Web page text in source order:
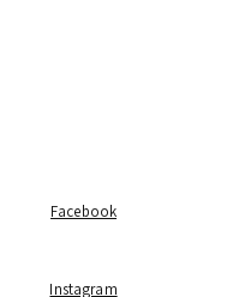
Facebook
Instagram